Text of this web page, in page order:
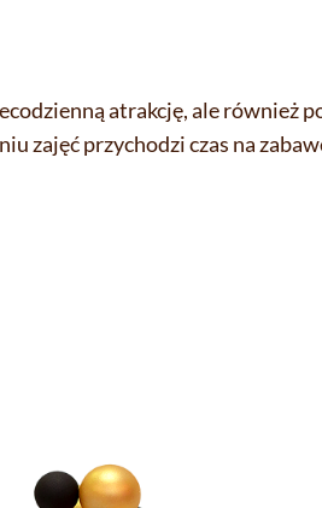
atrakcję, ale również
zajęć przychodzi czas na